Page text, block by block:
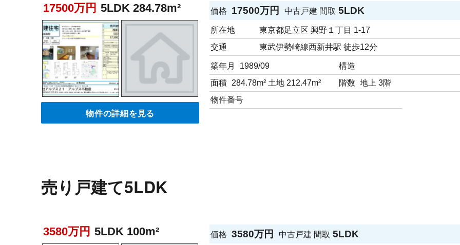
17500万円 5LDK 284.78m²
物件の詳細を見る
価格 17500万円 中古戸建 間取 5LDK
所在地
東京都足立区 興野１丁⽬ 1-17
交通
東武伊勢崎線西新井駅 徒歩12分
築年月 1989/09
構造
面積 284.78m² 土地 212.47m² 階数 地上 3階
物件番号
売り戸建て5LDK
3580万円 5LDK 100m² 価格 3580万円 中古戸建 間取 5LDK